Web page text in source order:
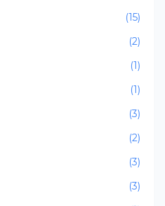
(15)
(2)
(1)
(1)
(3)
(2)
(3)
(3)